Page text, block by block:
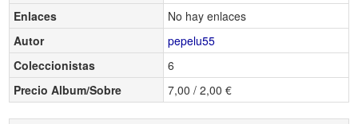
Enlaces
No hay enlaces
Autor
pepelu55
Coleccionistas
6
Precio Album/Sobre
7,00 / 2,00 €